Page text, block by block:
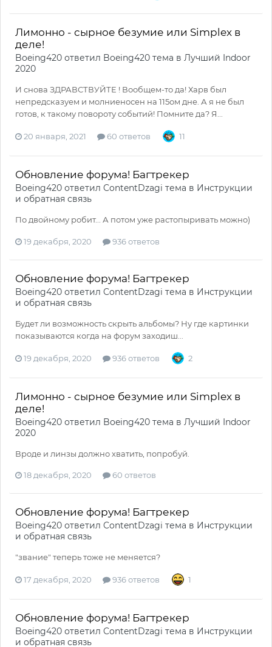
Лимонно - сырное безумие или Simplex в
деле!
Boeing420 ответил Boeing420 тема в Лучший Indoor
2020
И снова ЗДРАВСТВУЙТЕ ! Вообщем-то да! Харв был
непредсказуем и молниеносен на 115ом дне. А я не был
готов, к такому повороту событий! Помните да? Я...
20 января, 2021 60 ответов 11
Обновление форума! Багтрекер
Boeing420 ответил ContentDzagi тема в Инструкции
и обратная связь
По двойному робит... А потом уже растопыривать можно)
19 декабря, 2020 936 ответов
Обновление форума! Багтрекер
Boeing420 ответил ContentDzagi тема в Инструкции
и обратная связь
Будет ли возможность скрыть альбомы? Ну где картинки
показываются когда на форум заходиш...
19 декабря, 2020 936 ответов 2
Лимонно - сырное безумие или Simplex в
деле!
Boeing420 ответил Boeing420 тема в Лучший Indoor
2020
Вроде и линзы должно хватить, попробуй.
18 декабря, 2020 60 ответов
Обновление форума! Багтрекер
Boeing420 ответил ContentDzagi тема в Инструкции
и обратная связь
"звание" теперь тоже не меняется?
17 декабря, 2020 936 ответов 1
Обновление форума! Багтрекер
Boeing420 ответил ContentDzagi тема в Инструкции
и обратная связь